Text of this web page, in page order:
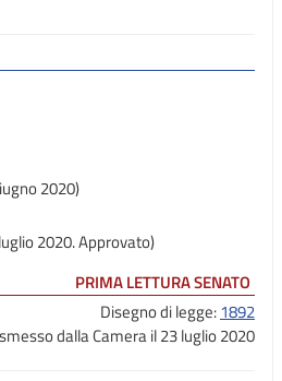
2020)
2020. Approvato)
PRIMA LETTURA SENATO
Disegno di legge:1892
dalla Camera il 23 luglio 2020